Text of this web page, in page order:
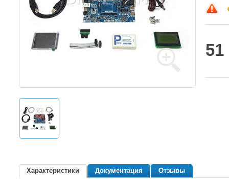
Характеристики Документация Отзывы